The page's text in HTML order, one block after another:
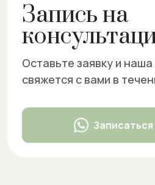
Запись на
Оставьте заявку и
свяжется с вами в